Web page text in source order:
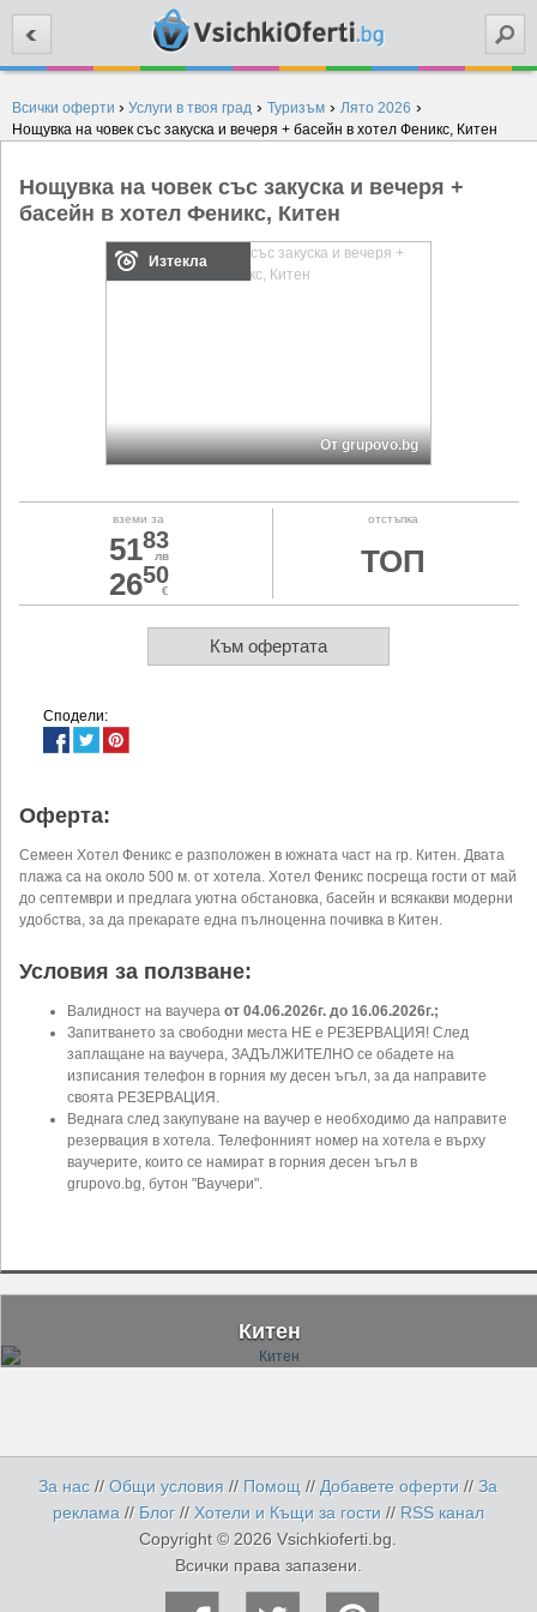
Всички оферти › Услуги в твоя град › Туризъм › Лято 2026 ›
Нощувка на човек със закуска и вечеря + басейн в хотел Феникс, Китен
Нощувка на човек със закуска и вечеря +
басейн в хотел Феникс, Китен
Изтекла
От grupovo.bg
вземи за
5183
лв
2650
€
отстъпка
ТОП
Към офертата
Сподели:
Оферта:
Семеен Хотел Феникс е разположен в южната част на гр. Китен. Двата
плажа са на около 500 м. от хотела. Хотел Феникс посреща гости от май
до септември и предлага уютна обстановка, басейн и всякакви модерни
удобства, за да прекарате една пълноценна почивка в Китен.
Условия за ползване:
Валидност на ваучера от 04.06.2026г. до 16.06.2026г.;
Запитването за свободни места НЕ е РЕЗЕРВАЦИЯ! След
заплащане на ваучера, ЗАДЪЛЖИТЕЛНО се обадете на
изписания телефон в горния му десен ъгъл, за да направите
своята РЕЗЕРВАЦИЯ.
Веднага след закупуване на ваучер е необходимо да направите
резервация в хотела. Телефонният номер на хотела е върху
ваучерите, които се намират в горния десен ъгъл в
grupovo.bg, бутон "Ваучери".
Китен
За нас //Общи условия // Помощ //Добавете оферти//За
реклама // Блог //Хотели и Къщи за гости // RSS канал
Copyright © 2026 Vsichkioferti.bg.
Всички права запазени.